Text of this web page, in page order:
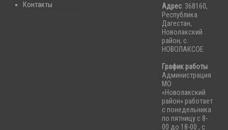
Контакты
Адрес: 368160,
Республика
Дагестан,
Новолакский
район, с.
НОВОЛАКСОЕ
График работы
Администрация
МО
«Новолакский
район» работает
с понедельника
по пятницу с 8-
00 до 18-00 , с